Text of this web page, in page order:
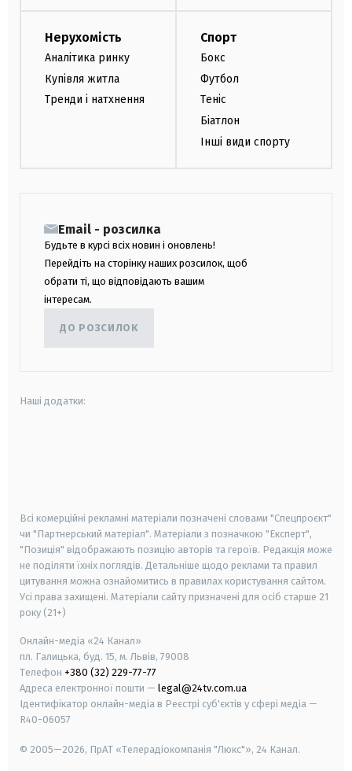
Нерухомість
Аналітика ринку
Купівля житла
Тренди і натхнення
Спорт
Бокс
Футбол
Теніс
Біатлон
Інші види спорту
Email - розсилка
Будьте в курсі всіх новин і оновлень!
Перейдіть на сторінку наших розсилок, щоб
обрати ті, що відповідають вашим
інтересам.
ДО РОЗСИЛОК
Наші додатки:
Всі комерційні рекламні матеріали позначені словами "Спецпроєкт"
чи "Партнерський матеріал". Матеріали з позначкою "Експерт",
"Позиція" відображають позицію авторів та героїв. Редакція може
не поділяти їхніх поглядів. Детальніше щодо реклами та правил
цитування можна ознайомитись в правилах користування сайтом.
Усі права захищені. Матеріали сайту призначені для осіб старше 21
року (21+)
Онлайн-медіа «24 Канал»
пл. Галицька, буд. 15, м. Львів, 79008
Телефон +380 (32) 229-77-77
Адреса електронної пошти — legal@24tv.com.ua
Ідентифікатор онлайн-медіа в Реєстрі суб'єктів у сфері медіа —
R40-06057
© 2005—2026, ПрАТ «Телерадіокомпанія "Люкс"», 24 Канал.